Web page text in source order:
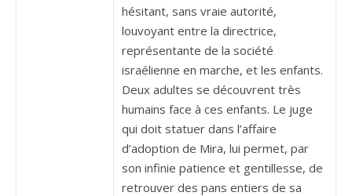
hésitant, sans vraie autorité,
louvoyant entre la directrice,
représentante de la société
israélienne en marche, et les enfants.
Deux adultes se découvrent très
humains face à ces enfants. Le juge
qui doit statuer dans l’affaire
d’adoption de Mira, lui permet, par
son infinie patience et gentillesse, de
retrouver des pans entiers de sa